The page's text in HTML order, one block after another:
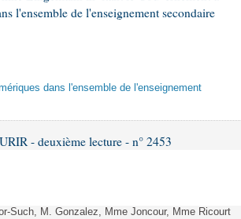
l'ensemble de l'enseignement secondaire
dans l'ensemble de l'enseignement
- deuxième lecture - n° 2453
Such, M. Gonzalez, Mme Joncour, Mme Ricourt